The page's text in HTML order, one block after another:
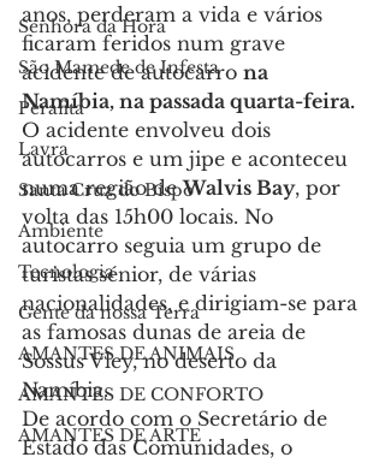
Senhora da Hora
São Mamede de Infesta
Perafita
Lavra
Santa Cruz do Bispo
Ambiente
Tecnologia
Gente da nossa Terra
AMANTES DE ANIMAIS
AMANTES DE CONFORTO
AMANTES DE ARTE
anos, perderam a vida e vários
ficaram feridos num grave
acidente de autocarro na
Namíbia, na passada quarta-feira.
O acidente envolveu dois
autocarros e um jipe e aconteceu
numa região de Walvis Bay, por
volta das 15h00 locais. No
autocarro seguia um grupo de
turistas sénior, de várias
nacionalidades, e dirigiam-se para
as famosas dunas de areia de
Sossus Vley, no deserto da
Namíbia.
De acordo com o Secretário de
Estado das Comunidades, o